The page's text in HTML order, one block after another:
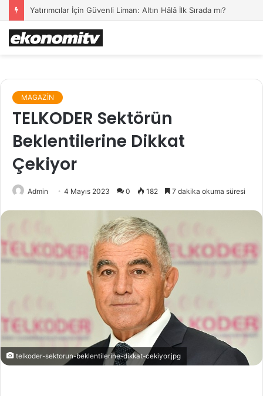
Yatırımcılar İçin Güvenli Liman: Altın Hâlâ İlk Sırada mı?
MAGAZİN
TELKODER Sektörün
Beklentilerine Dikkat
Çekiyor
Admin 4 Mayıs 2023 0 182 7 dakika okuma süresi
telkoder-sektorun-beklentilerine-dikkat-cekiyor.jpg